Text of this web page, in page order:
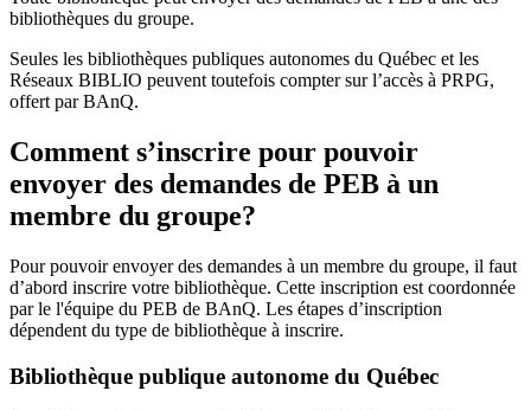
bibliothèques du groupe.
Seules les bibliothèques publiques autonomes du Québec et les
Réseaux BIBLIO peuvent toutefois compter sur l’accès à PRPG,
offert par BAnQ.
Comment s’inscrire pour pouvoir
envoyer des demandes de PEB à un
membre du groupe?
Pour pouvoir envoyer des demandes à un membre du groupe, il faut
d’abord inscrire votre bibliothèque. Cette inscription est coordonnée
par le l'équipe du PEB de BAnQ. Les étapes d’inscription
dépendent du type de bibliothèque à inscrire.
Bibliothèque publique autonome du Québec